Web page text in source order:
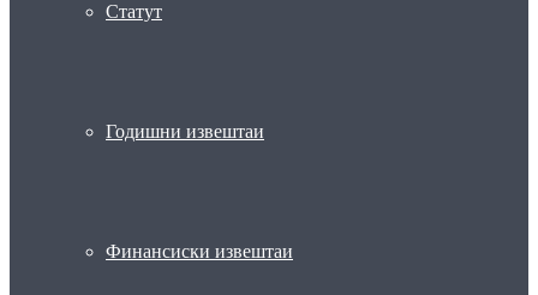
Статут
Годишни извештаи
Финансиски извештаи